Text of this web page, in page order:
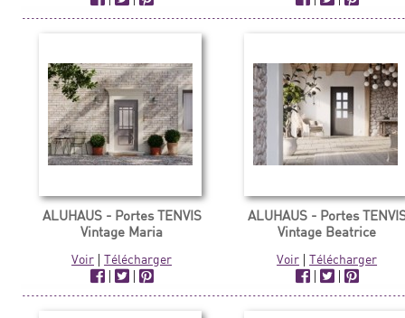
ALUHAUS - Portes TENVIS
Vintage Maria
Voir |Télécharger
|
|
ALUHAUS - Portes
Vintage Beatrice
Voir |Télécharger
|
|